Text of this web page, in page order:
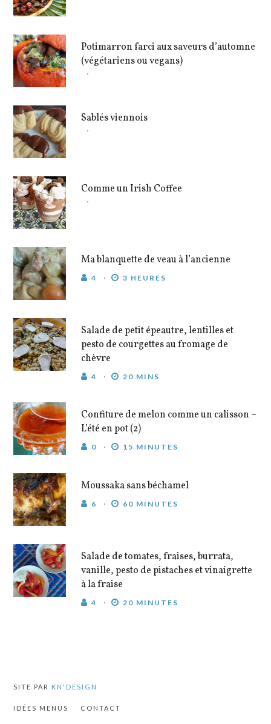
Potimarron farci aux saveurs d’automne
(végétariens ou vegans)
Sablés viennois
Comme un Irish Coffee
Ma blanquette de veau à l’ancienne
4 3 HEURES
Salade de petit épeautre, lentilles et
pesto de courgettes au fromage de
chèvre
4 20 MINS
Confiture de melon comme un calisson –
L’été en pot (2)
0 15 MINUTES
Moussaka sans béchamel
6 60 MINUTES
Salade de tomates, fraises, burrata,
vanille, pesto de pistaches et vinaigrette
à la fraise
4 20 MINUTES
SITE PAR KN'DESIGN
IDÉES MENUS CONTACT